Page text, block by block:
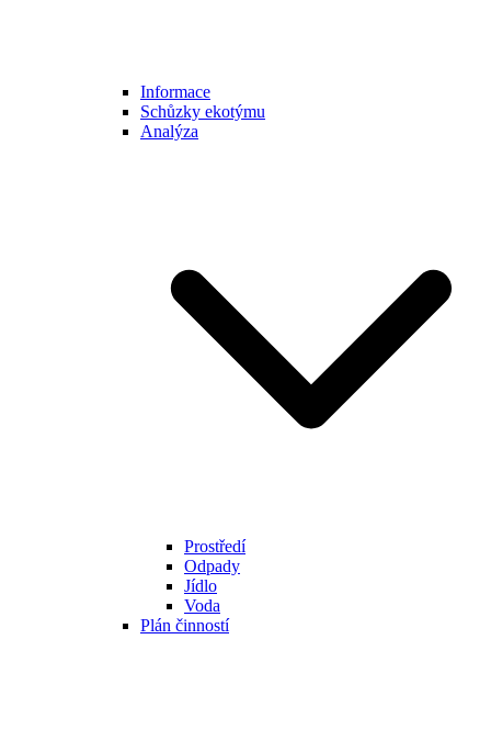
Informace
Schůzky ekotýmu
Analýza
Prostředí
Odpady
Jídlo
Voda
Plán činností